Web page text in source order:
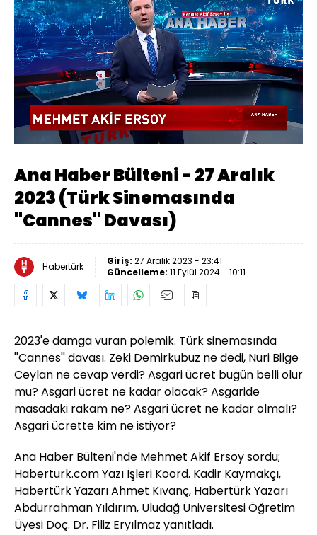
Sesi
Aç
Yüklendi:
0.57%
Oynatma
Hızı
Ana Haber Bülteni - 27 Aralık
2023 (Türk Sinemasında
''Cannes'' Davası)
Habertürk Giriş: 27 Aralık 2023 - 23:41
Güncelleme: 11 Eylül 2024 - 10:11
2023'e damga vuran polemik. Türk sinemasında
''Cannes'' davası. Zeki Demirkubuz ne dedi, Nuri Bilge
Ceylan ne cevap verdi? Asgari ücret bugün belli olur
mu? Asgari ücret ne kadar olacak? Asgaride
masadaki rakam ne? Asgari ücret ne kadar olmalı?
Asgari ücrette kim ne istiyor?
Ana Haber Bülteni'nde Mehmet Akif Ersoy sordu;
Haberturk.com Yazı İşleri Koord. Kadir Kaymakçı,
Habertürk Yazarı Ahmet Kıvanç, Habertürk Yazarı
Abdurrahman Yıldırım, Uludağ Üniversitesi Öğretim
Üyesi Doç. Dr. Filiz Eryılmaz yanıtladı.